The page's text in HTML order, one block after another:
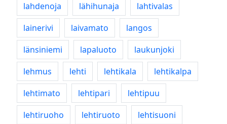
lahdenoja
lähihunaja
lahtivalas
lainerivi
laivamato
langos
länsiniemi
lapaluoto
laukunjoki
lehmus
lehti lehtikala
lehtikalpa
lehtimato
lehtipari
lehtipuu
lehtiruoho
lehtiruoto
lehtisuoni